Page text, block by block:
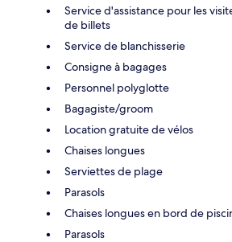
Service d'assistance pour les
de billets
Service de blanchisserie
Consigne à bagages
Personnel polyglotte
Bagagiste/groom
Location gratuite de vélos
Chaises longues
Serviettes de plage
Parasols
Chaises longues en bord de
Parasols